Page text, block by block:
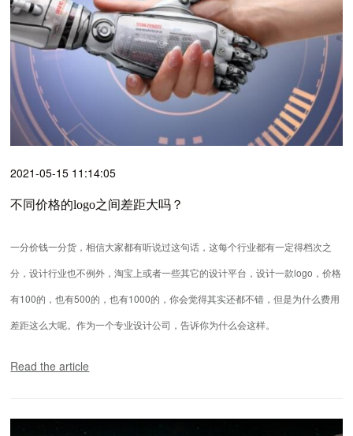
2021-05-15 11:14:05
不同价格的logo之间差距大吗？
一分价钱一分货，相信大家都有听说过这句话，这每个行业都有一定得档次之
分，设计行业也不例外，淘宝上或者一些其它的设计平台，设计一款logo，价格
有100的，也有500的，也有1000的，你会觉得其实还都不错，但是为什么费用
差距这么大呢。作为一个专业设计公司，告诉你为什么会这样。
Read the article